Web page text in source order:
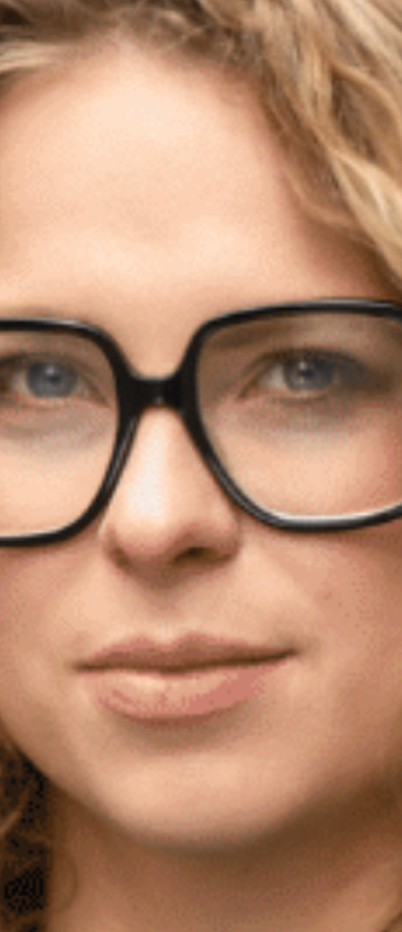
Zespół
Dołącz do nas
Dlaczego ALTO
Case studies
ALTOstratus
Kontakt